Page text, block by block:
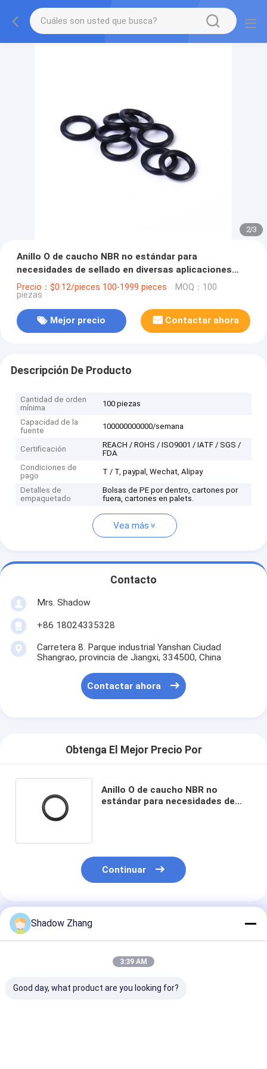
2/3
Anillo O de caucho NBR no estándar para
necesidades de sellado en diversas aplicaciones
Tamaño 0.7*0.55
Precio：$0.12/pieces 100-1999 pieces MOQ：100
piezas
Mejor precio Contactar ahora
Descripción De Producto
Cantidad de orden
mínima
100 piezas
Capacidad de la
fuente
100000000000/semana
Certificación
REACH / ROHS / ISO9001 / IATF / SGS /
FDA
Condiciones de
pago
T / T, paypal, Wechat, Alipay
Detalles de
empaquetado
Bolsas de PE por dentro, cartones por
fuera, cartones en palets.
Vea más
Contacto
Mrs. Shadow
+86 18024335328
Carretera 8. Parque industrial Yanshan Ciudad
Shangrao, provincia de Jiangxi, 334500, China
Contactar ahora
Obtenga El Mejor Precio Por
Anillo O de caucho NBR no
estándar para necesidades de
Continuar
Productos Recomendados
Shadow Zhang
3:39 AM
Good day, what product are you looking for?